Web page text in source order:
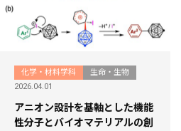
化学・材料学科
生命・生物
2026.04.01
アニオン設計を基軸とした機能
性分子とバイオマテリアルの創